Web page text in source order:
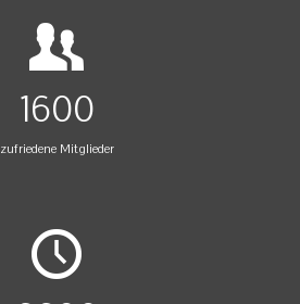
1600
zufriedene Mitglieder